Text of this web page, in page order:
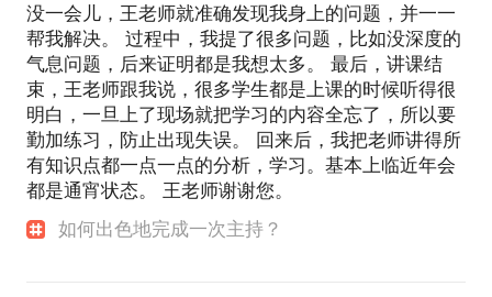
没一会儿，王老师就准确发现我身上的问题，并一一
帮我解决。 过程中，我提了很多问题，比如没深度的
气息问题，后来证明都是我想太多。 最后，讲课结
束，王老师跟我说，很多学生都是上课的时候听得很
明白，一旦上了现场就把学习的内容全忘了，所以要
勤加练习，防止出现失误。 回来后，我把老师讲得所
有知识点都一点一点的分析，学习。基本上临近年会
都是通宵状态。 王老师谢谢您。
如何出色地完成一次主持？